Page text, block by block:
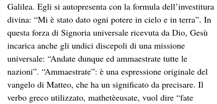
Galilea. Egli si autopresenta con la formula dell’investitura
divina: “Mi è stato dato ogni potere in cielo e in terra”. In
questa forza di Signoria universale ricevuta da Dio, Gesù
incarica anche gli undici discepoli di una missione
universale: “Andate dunque ed ammaestrate tutte le
nazioni”. “Ammaestrate”: è una espressione originale del
vangelo di Matteo, che ha un significato da precisare. Il
verbo greco utilizzato, mathetèeusate, vuol dire “fate